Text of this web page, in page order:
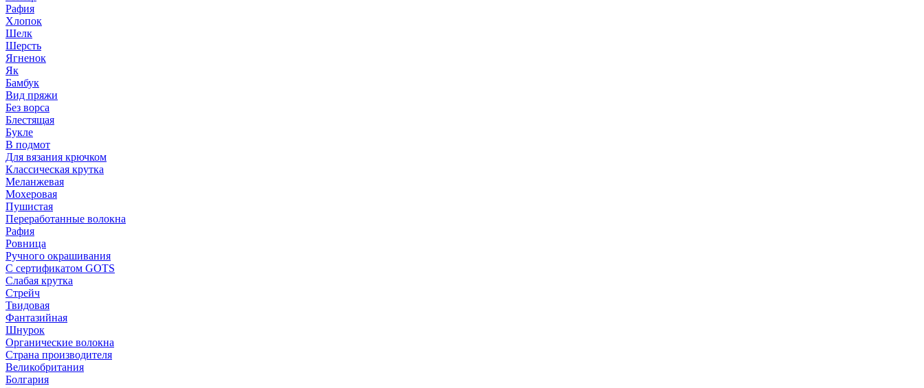
Рафия
Хлопок
Шелк
Шерсть
Ягненок
Як
Бамбук
Вид пряжи
Без ворса
Блестящая
Букле
В подмот
Для вязания крючком
Классическая крутка
Меланжевая
Мохеровая
Пушистая
Переработанные волокна
Рафия
Ровница
Ручного окрашивания
С сертификатом GOTS
Слабая крутка
Стрейч
Твидовая
Фантазийная
Шнурок
Органические волокна
Страна производителя
Великобритания
Болгария